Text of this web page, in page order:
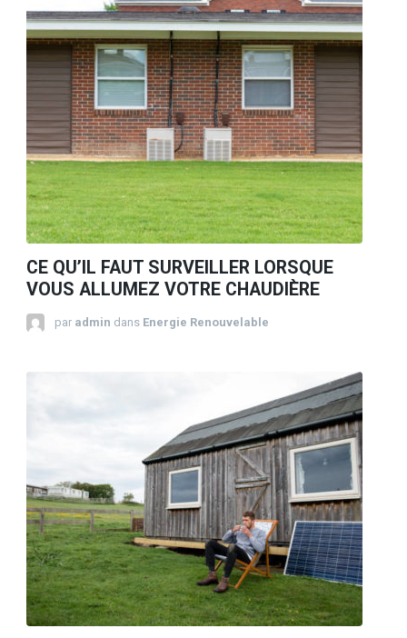
CE QU’IL FAUT SURVEILLER LORSQUE
VOUS ALLUMEZ VOTRE CHAUDIÈRE
par admin dans Energie Renouvelable